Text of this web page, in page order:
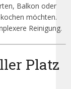
Balkon oder
möchten.
Reinigung.
Platz